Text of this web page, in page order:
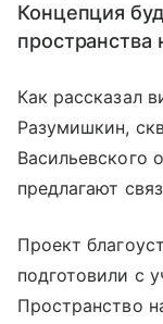
Концепция
пространства
Как рассказал
Разумишкин,
Васильевского
предлагают
Проект
подготовили с
Пространство